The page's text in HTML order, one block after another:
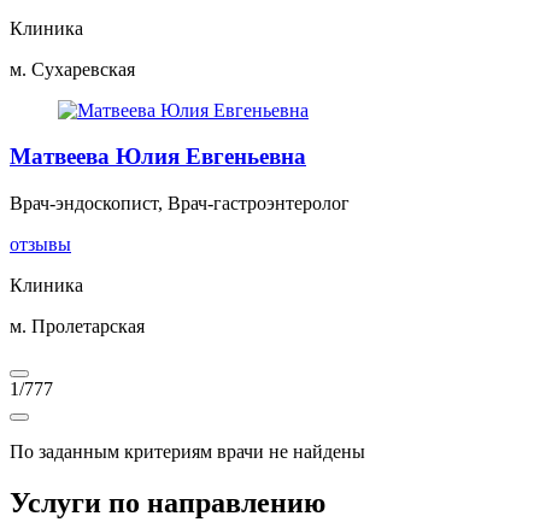
Клиника
м. Сухаревская
Матвеева Юлия Евгеньевна
Врач-эндоскопист, Врач-гастроэнтеролог
отзывы
Клиника
м. Пролетарская
1/777
По заданным критериям врачи не найдены
Услуги по направлению